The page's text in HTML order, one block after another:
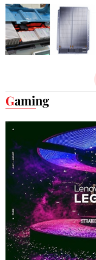
Gaming